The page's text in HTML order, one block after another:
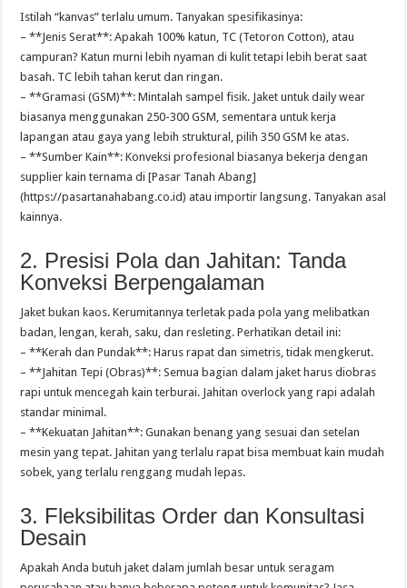
Istilah “kanvas” terlalu umum. Tanyakan spesifikasinya:
– **Jenis Serat**: Apakah 100% katun, TC (Tetoron Cotton), atau
campuran? Katun murni lebih nyaman di kulit tetapi lebih berat saat
basah. TC lebih tahan kerut dan ringan.
– **Gramasi (GSM)**: Mintalah sampel fisik. Jaket untuk daily wear
biasanya menggunakan 250-300 GSM, sementara untuk kerja
lapangan atau gaya yang lebih struktural, pilih 350 GSM ke atas.
– **Sumber Kain**: Konveksi profesional biasanya bekerja dengan
supplier kain ternama di [Pasar Tanah Abang]
(https://pasartanahabang.co.id) atau importir langsung. Tanyakan asal
kainnya.
2. Presisi Pola dan Jahitan: Tanda
Konveksi Berpengalaman
Jaket bukan kaos. Kerumitannya terletak pada pola yang melibatkan
badan, lengan, kerah, saku, dan resleting. Perhatikan detail ini:
– **Kerah dan Pundak**: Harus rapat dan simetris, tidak mengkerut.
– **Jahitan Tepi (Obras)**: Semua bagian dalam jaket harus diobras
rapi untuk mencegah kain terburai. Jahitan overlock yang rapi adalah
standar minimal.
– **Kekuatan Jahitan**: Gunakan benang yang sesuai dan setelan
mesin yang tepat. Jahitan yang terlalu rapat bisa membuat kain mudah
sobek, yang terlalu renggang mudah lepas.
3. Fleksibilitas Order dan Konsultasi
Desain
Apakah Anda butuh jaket dalam jumlah besar untuk seragam